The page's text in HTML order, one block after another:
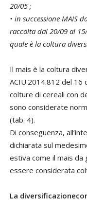
20/05 ;
• in successione MAIS
raccolta dal 20/09 al
quale è la coltura
Il mais è la coltura
ACIU.2014.812 del 16
colture di cereali con
sono considerate
(tab. 4).
Di conseguenza,
dichiarata sul
estiva come il mais da
essere considerata
La